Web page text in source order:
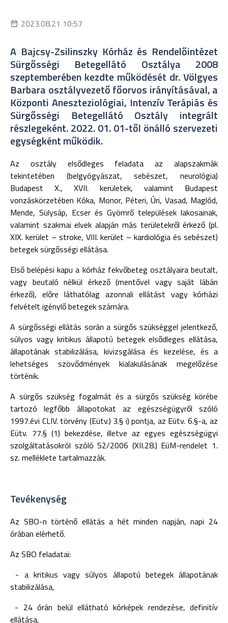
2023.08.21 10:57
A Bajcsy-Zsilinszky Kórház és Rendelőintézet
Sürgősségi Betegellátó Osztálya 2008
szeptemberében kezdte működését dr. Völgyes
Barbara osztályvezető főorvos irányításával, a
Központi Aneszteziológiai, Intenzív Terápiás és
Sürgősségi Betegellátó Osztály integrált
részlegeként. 2022. 01. 01-től önálló szervezeti
egységként működik.
Az osztály elsődleges feladata az alapszakmák
tekintetében (belgyógyászat, sebészet, neurológia)
Budapest X., XVII. kerületek, valamint Budapest
vonzáskörzetében Kóka, Monor, Péteri, Úri, Vasad, Maglód,
Mende, Sülysáp, Ecser és Gyömrő települések lakosainak,
valamint szakmai elvek alapján más területekről érkező (pl.
XIX. kerület – stroke, VIII. kerület – kardiológia és sebészet)
betegek sürgősségi ellátása.
Első belépési kapu a kórház fekvőbeteg osztályaira beutalt,
vagy beutaló nélkül érkező (mentővel vagy saját lábán
érkező), előre láthatólag azonnali ellátást vagy kórházi
felvételt igénylő betegek számára.
A sürgősségi ellátás során a sürgős szükséggel jelentkező,
súlyos vagy kritikus állapotú betegek elsődleges ellátása,
állapotának stabilizálása, kivizsgálása és kezelése, és a
lehetséges szövődmények kialakulásának megelőzése
történik.
A sürgős szükség fogalmát és a sürgős szükség körébe
tartozó legfőbb állapotokat az egészségügyről szóló
1997.évi CLIV. törvény (Eütv.) 3.§ i) pontja, az Eütv. 6.§-a, az
Eütv. 77.§ (1) bekezdése, illetve az egyes egészségügyi
szolgáltatásokról szóló 52/2006 (XII.28.) EüM-rendelet 1.
sz. melléklete tartalmazzák.
Tevékenység
Az SBO-n történő ellátás a hét minden napján, napi 24
órában elérhető.
Az SBO feladatai:
- a kritikus vagy súlyos állapotú betegek állapotának
stabilizálása,
- 24 órán belül ellátható kórképek rendezése, definitív
ellátása,